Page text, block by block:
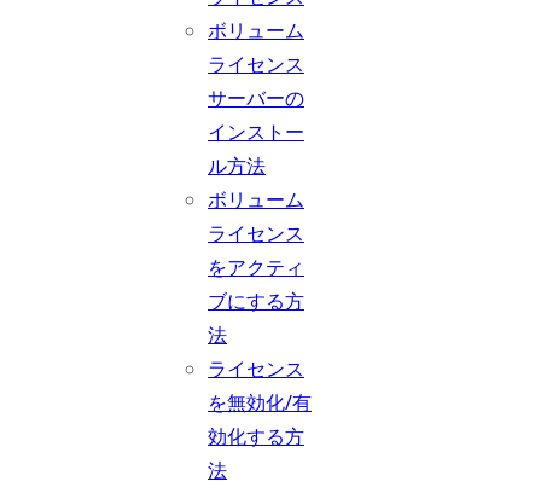
ボリューム
ライセンス
サーバーの
インストー
ル方法
ボリューム
ライセンス
をアクティ
ブにする方
法
ライセンス
を無効化/有
効化する方
法